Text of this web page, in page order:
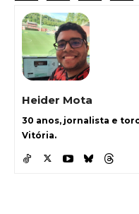
Heider Mota
30 anos, jornalista e
Vitória.